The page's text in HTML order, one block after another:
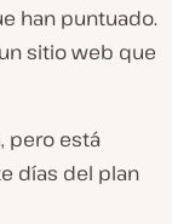
han puntuado.
sitio web que
pero está
días del plan